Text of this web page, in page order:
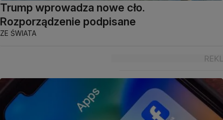
Trump wprowadza nowe cło.
Rozporządzenie podpisane
ZE ŚWIATA